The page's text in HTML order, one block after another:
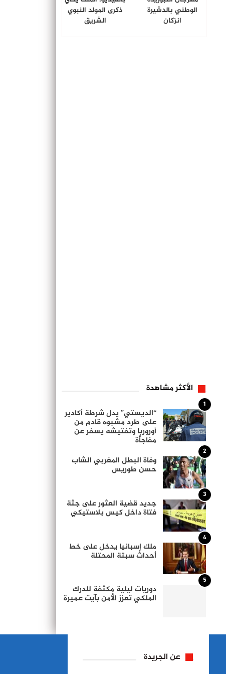
الوطني بالدشيرة
انزكان
ذكرى المولد النبوي
الشريق
الأكثر مشاهدة
1
“الديستي” يدل شرطة أكادير
على طرد مشبوه قادم من
أوروربا وتفتيشه يسفر عن
مفاجأة
2
وفاة البطل المغربي الشاب
حسن طوريس
3
جديد قضية العثور على جثة
فتاة داخل كيس بلاستيكي
4
ملك إسبانيا يدخل على خط
أحداث سبتة المحتلة
5
دوريات ليلية مكثفة للدرك
الملكي تعزز الأمن بآيت عميرة
عن الجريدة